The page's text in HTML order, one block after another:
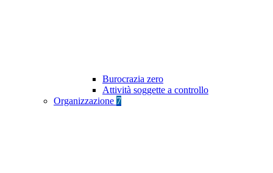
Burocrazia zero
Attività soggette a controllo
Organizzazione 7